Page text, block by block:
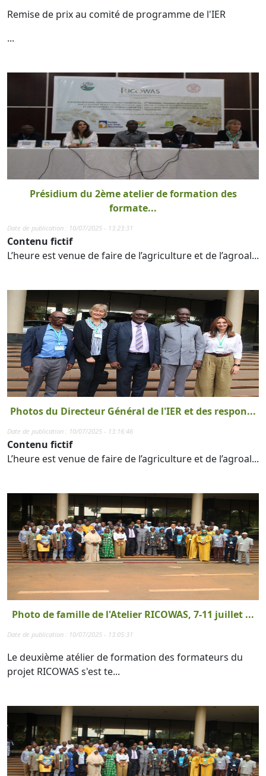
Remise de prix au comité de programme de l'IER
...
Présidium du 2ème atelier de formation des
formate...
Date de publication : 10/07/2025 - 13:23:31
Contenu fictif
L’heure est venue de faire de l’agriculture et de l’agroal...
Photos du Directeur Général de l'IER et des respon...
Date de publication : 10/07/2025 - 13:16:46
Contenu fictif
L’heure est venue de faire de l’agriculture et de l’agroal...
Photo de famille de l'Atelier RICOWAS, 7-11 juillet ...
Date de publication : 10/07/2025 - 13:05:31
Le deuxième atélier de formation des formateurs du
projet RICOWAS s'est te...